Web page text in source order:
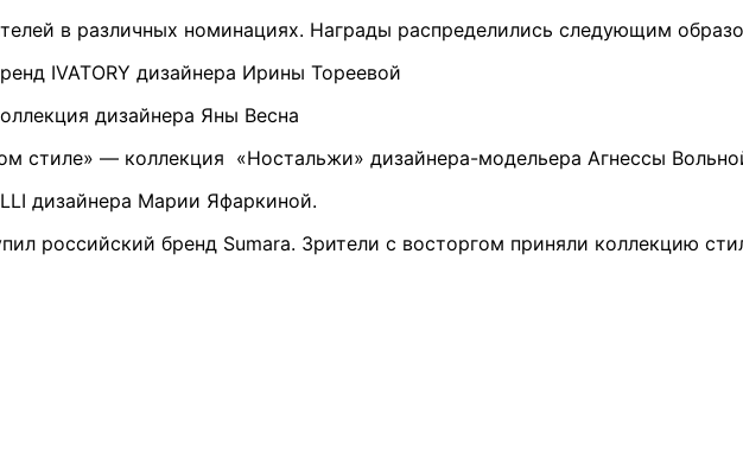
в различных номинациях. Награды распределились следующим
IVATORY дизайнера Ирины Тореевой
дизайнера Яны Весна
стиле» — коллекция «Ностальжи» дизайнера-модельера Агнессы
дизайнера Марии Яфаркиной.
российский бренд Sumara. Зрители с восторгом приняли коллекцию